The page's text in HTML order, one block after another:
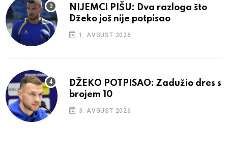
NIJEMCI PIŠU: Dva razloga što
Džeko još nije potpisao
1. AVGUST 2026.
DŽEKO POTPISAO: Zadužio dres s
brojem 10
3. AVGUST 2026.